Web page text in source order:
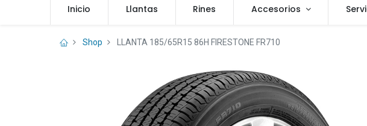
Inicio Llantas Rines Accesorios
Shop LLANTA 185/65R15 86H FIRESTONE FR710